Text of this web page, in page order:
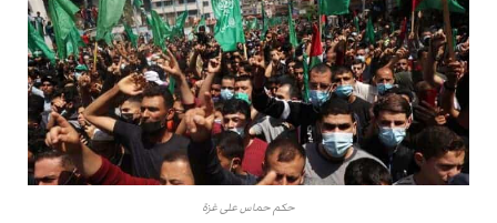
حكم حماس على غزة